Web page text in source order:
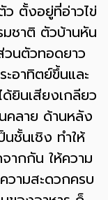
ตั้งอยู่ที่อ่าวไข่
ชาติ ตัวบ้านหัน
วนตัวทอดยาว
อาทิตย์ขึ้นและ
ยินเสียงเกลียว
คลาย ด้านหลัง
ชั้นเชิง ทำให้
ากกัน ให้ความ
วามสะดวกครบ